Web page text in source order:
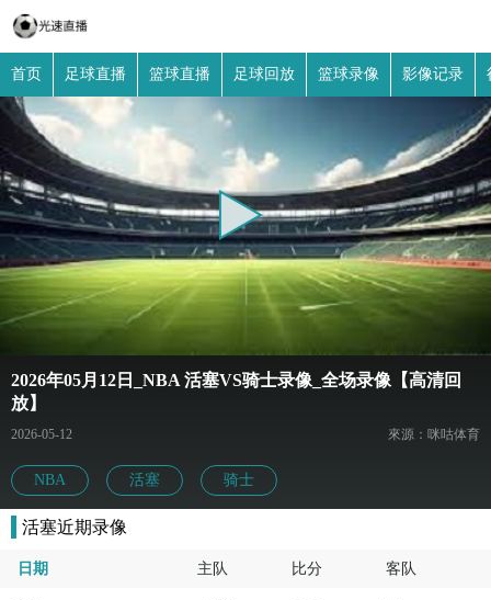
首页 足球直播 篮球直播 足球回放 篮球录像 影像记录
2026年05月12日_NBA 活塞VS骑士录像_全场录像【高清回
放】
2026-05-12 來源：咪咕体育
NBA 活塞 骑士
活塞近期录像
日期 主队 比分 客队